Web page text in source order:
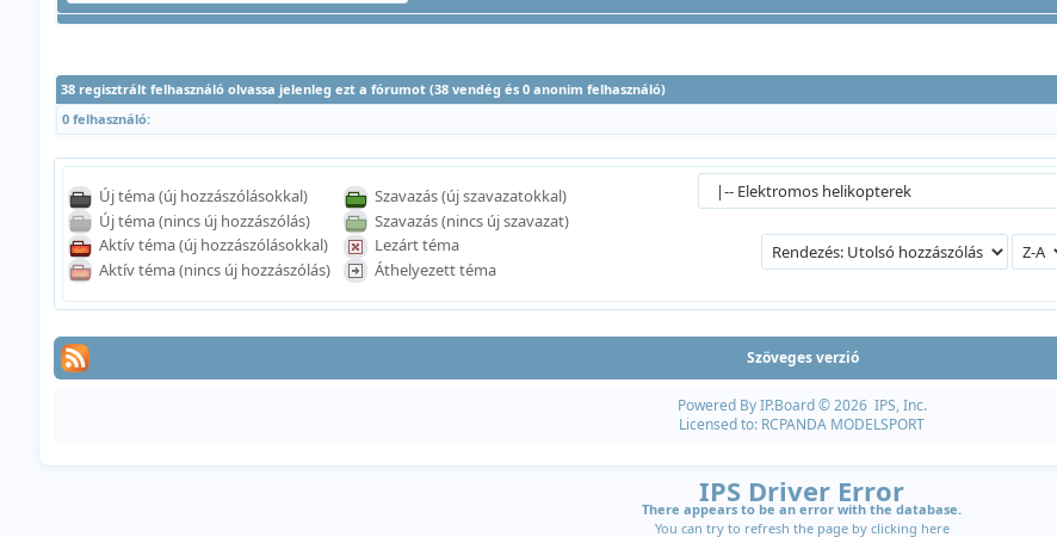
38 regisztrált felhasználó olvassa jelenleg ezt a fórumot (38 vendég és 0 anonim felhasználó)
0 felhasználó:
Új téma (új hozzászólásokkal)
Új téma (nincs új hozzászólás)
Aktív téma (új hozzászólásokkal)
Aktív téma (nincs új hozzászólás)
Szavazás (új szavazatokkal)
Szavazás (nincs új szavazat)
Lezárt téma
Áthelyezett téma
Szöveges verzió
Powered ByIP.Board© 2026 IPS, Inc.
Licensed to: RCPANDA MODELSPORT
IPS Driver Error
There appears to be an error with the database.
You can try to refresh the page by clicking here